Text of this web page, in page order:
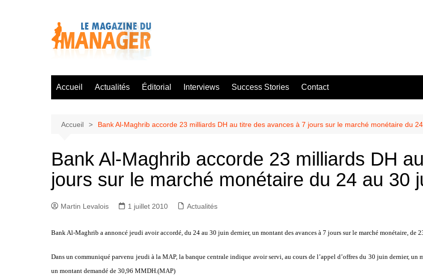
Accueil Actualités Éditorial Interviews Success Stories Contact
Accueil Bank Al-Maghrib accorde 23 milliards DH au titre des avances à 7 jours sur le marché monétaire du
Bank Al-Maghrib accorde 23 milliards DH
jours sur le marché monétaire du 24 au 30
Martin Levalois 1 juillet 2010 Actualités
Bank Al-Maghrib a annoncé jeudi avoir accordé, du 24 au 30 juin dernier, un montant des avances à 7 jours sur le marché monétaire,
Dans un communiqué parvenu jeudi à la MAP, la banque centrale indique avoir servi, au cours de l’appel d’offres du 30 juin dernier,
un montant demandé de 30,96 MMDH.(MAP)